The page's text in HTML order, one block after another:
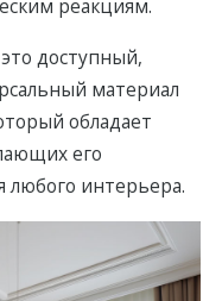
рeакциям.
доступный,
материал
обладает
его
интерьера.